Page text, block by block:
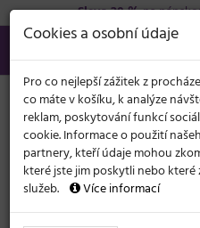
Sleva 20 %na
566 440 099
Po−pá: 8−17
Vše o nákupu
KATEGORIE
MENU
Elektronika Strojky
Cookies a osobní údaje
Pro co nejlepší zážitek z
co máte v košíku, k analýze
reklam, poskytování funkcí
cookie. Informace o použití
partnery, kteří údaje mohou
které jste jim poskytli nebo
služeb.
Více informací